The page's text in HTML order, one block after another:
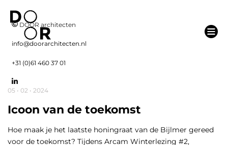
05 • 02 • 2024
Icoon van de toekomst
Hoe maak je het laatste honingraat van de Bijlmer gereed
voor de toekomst? Tijdens Arcam Winterlezing #2,
DOOR architecten
info@doorarchitecten.nl
+31 (0)61 460 37 01